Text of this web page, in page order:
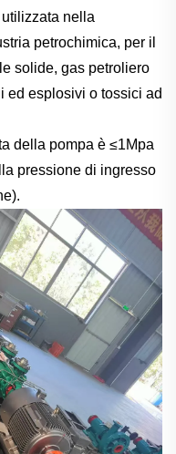
nella
petrochimica, per il
solide, gas petroliero
ed esplosivi o tossici ad
della pompa è ≤1Mpa
pressione di ingresso